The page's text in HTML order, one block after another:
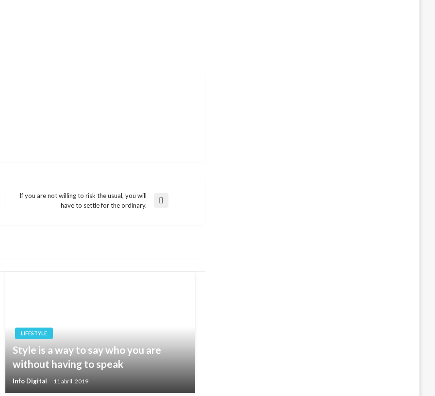
If you are not willing to risk the usual, you will
have to settle for the ordinary.
LIFESTYLE
Style is a way to say who you are
without having to speak
Info Digital 11 abril, 2019